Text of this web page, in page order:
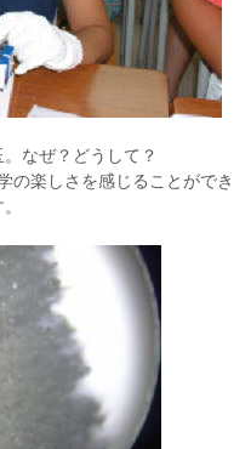
なぜ？どうして？
の楽しさを感じることができ